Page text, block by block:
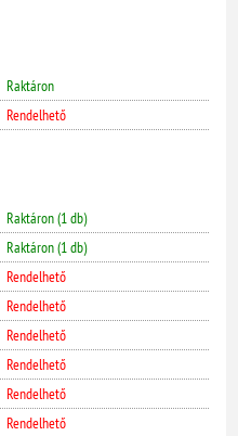
Raktáron
Rendelhető
Raktáron (1 db)
Raktáron (1 db)
Rendelhető
Rendelhető
Rendelhető
Rendelhető
Rendelhető
Rendelhető